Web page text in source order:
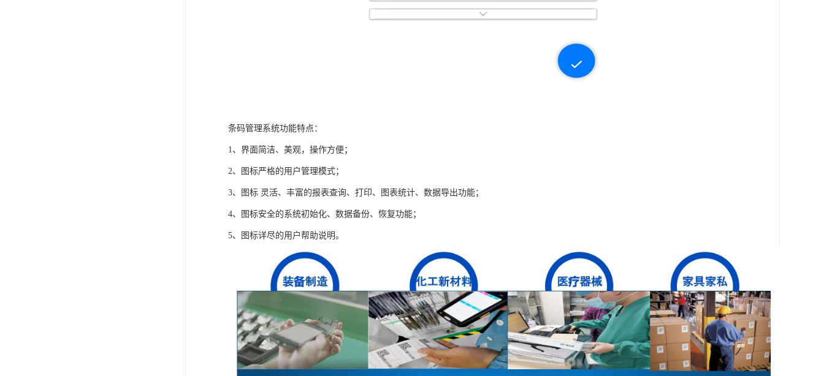
条码管理系统功能特点：
1、界面简洁、美观，操作方便；
2、图标严格的用户管理模式；
3、图标 灵活、丰富的报表查询、打印、图表统计、数据导出功能；
4、图标安全的系统初始化、数据备份、恢复功能；
5、图标详尽的用户帮助说明。